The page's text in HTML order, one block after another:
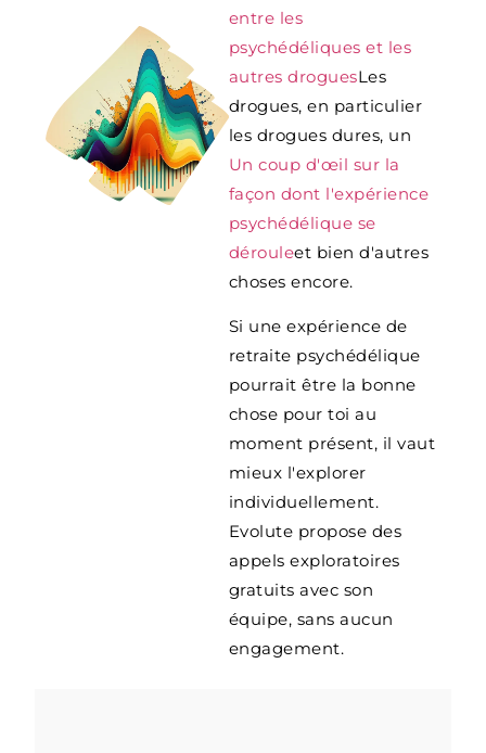
entre les
psychédéliques et les
autres droguesLes
drogues, en particulier
les drogues dures, un
Un coup d'œil sur la
façon dont l'expérience
psychédélique se
dérouleet bien d'autres
choses encore.
Si une expérience de
retraite psychédélique
pourrait être la bonne
chose pour toi au
moment présent, il vaut
mieux l'explorer
individuellement.
Evolute propose des
appels exploratoires
gratuits avec son
équipe, sans aucun
engagement.